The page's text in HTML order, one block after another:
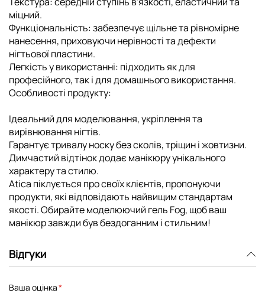
міцний.
Функціональність: забезпечує щільне та рівномірне
нанесення, приховуючи нерівності та дефекти
нігтьової пластини.
Легкість у використанні: підходить як для
професійного, так і для домашнього використання.
Особливості продукту:
Ідеальний для моделювання, укріплення та
вирівнювання нігтів.
Гарантує тривалу носку без сколів, тріщин і жовтизни.
Димчастий відтінок додає манікюру унікального
характеру та стилю.
Atica піклується про своїх клієнтів, пропонуючи
продукти, які відповідають найвищим стандартам
якості. Обирайте моделюючий гель Fog, щоб ваш
манікюр завжди був бездоганним і стильним!
Відгуки
Ваша оцінка